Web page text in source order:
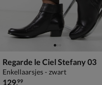
Regarde le Ciel Stefany 03
Enkellaarsjes - zwart
€ 129,99
129,99